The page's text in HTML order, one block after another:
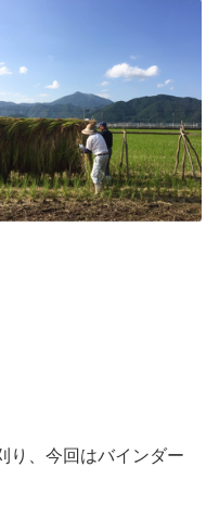
り、今回はバインダー